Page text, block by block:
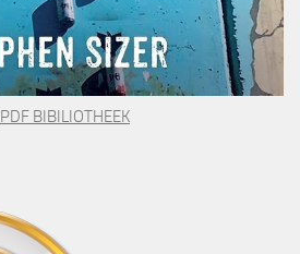
PDF BIBILIOTHEEK